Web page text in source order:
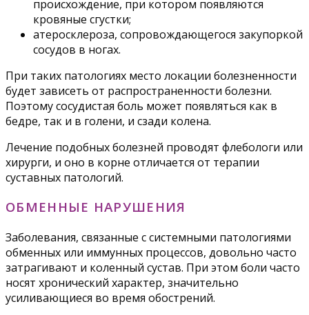
происхождение, при котором появляются
кровяные сгустки;
атеросклероза, сопровождающегося закупоркой
сосудов в ногах.
При таких патологиях место локации болезненности
будет зависеть от распространенности болезни.
Поэтому сосудистая боль может появляться как в
бедре, так и в голени, и сзади колена.
Лечение подобных болезней проводят флебологи или
хирурги, и оно в корне отличается от терапии
суставных патологий.
ОБМЕННЫЕ НАРУШЕНИЯ
Заболевания, связанные с системными патологиями
обменных или иммунных процессов, довольно часто
затрагивают и коленный сустав. При этом боли часто
носят хронический характер, значительно
усиливающиеся во время обострений.